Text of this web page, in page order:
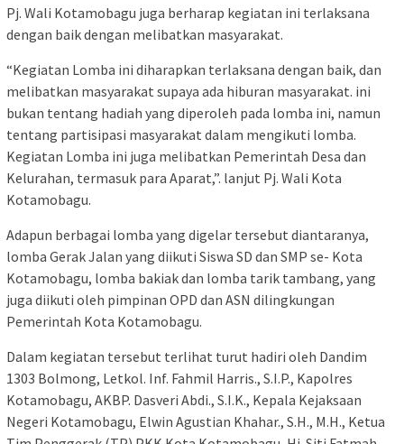
Pj. Wali Kotamobagu juga berharap kegiatan ini terlaksana
dengan baik dengan melibatkan masyarakat.
“Kegiatan Lomba ini diharapkan terlaksana dengan baik, dan
melibatkan masyarakat supaya ada hiburan masyarakat. ini
bukan tentang hadiah yang diperoleh pada lomba ini, namun
tentang partisipasi masyarakat dalam mengikuti lomba.
Kegiatan Lomba ini juga melibatkan Pemerintah Desa dan
Kelurahan, termasuk para Aparat,”. lanjut Pj. Wali Kota
Kotamobagu.
Adapun berbagai lomba yang digelar tersebut diantaranya,
lomba Gerak Jalan yang diikuti Siswa SD dan SMP se- Kota
Kotamobagu, lomba bakiak dan lomba tarik tambang, yang
juga diikuti oleh pimpinan OPD dan ASN dilingkungan
Pemerintah Kota Kotamobagu.
Dalam kegiatan tersebut terlihat turut hadiri oleh Dandim
1303 Bolmong, Letkol. Inf. Fahmil Harris., S.I.P., Kapolres
Kotamobagu, AKBP. Dasveri Abdi., S.I.K., Kepala Kejaksaan
Negeri Kotamobagu, Elwin Agustian Khahar., S.H., M.H., Ketua